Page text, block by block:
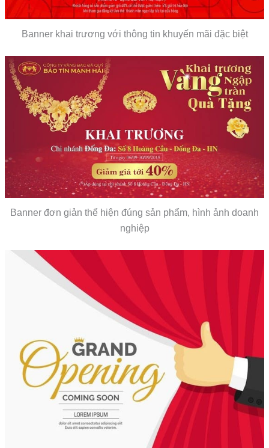
Banner khai trương với thông tin khuyến mãi đặc biệt
Banner đơn giản thể hiện đúng sản phẩm, hình ảnh doanh
nghiệp